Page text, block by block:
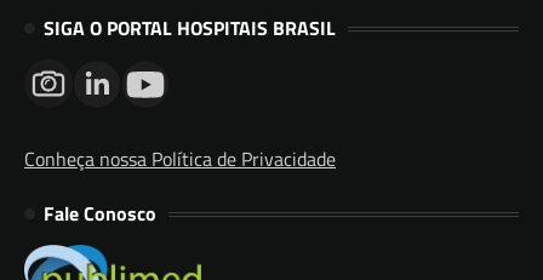
SIGA O PORTAL HOSPITAIS BRASIL
Conheça nossa Política de Privacidade
Fale Conosco